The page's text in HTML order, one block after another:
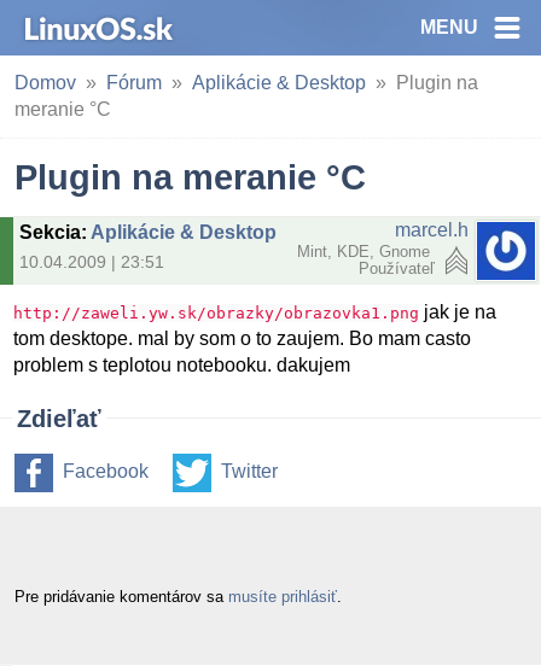
MENU
Domov Fórum Aplikácie & Desktop
Plugin na
meranie °C
Plugin na meranie °C
Sekcia: Aplikácie & Desktop
10.04.2009 | 23:51
marcel.h
Mint, KDE, Gnome
Používateľ
http://zaweli.yw.sk/obrazky/obrazovka1.png jak je na
tom desktope. mal by som o to zaujem. Bo mam casto
problem s teplotou notebooku. dakujem
Zdieľať
Facebook Twitter
Pre pridávanie komentárov sa musíte prihlásiť